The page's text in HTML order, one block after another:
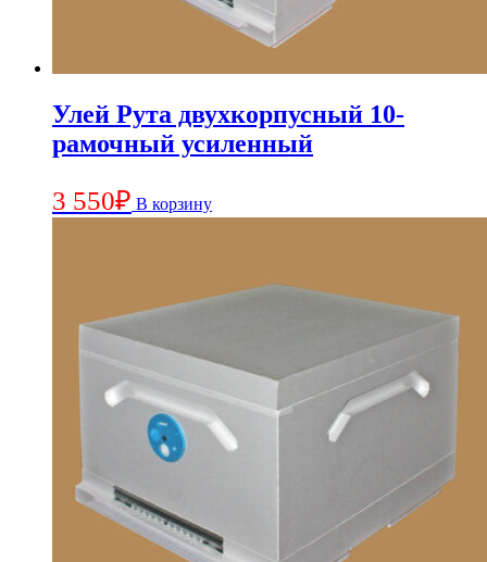
Улей Рута двухкорпусный 10-
рамочный усиленный
3 550₽ В корзину